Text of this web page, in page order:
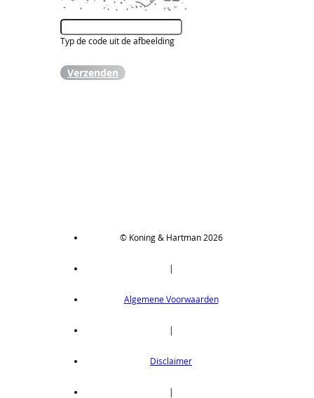
Typ de code uit de afbeelding
Verzenden
© Koning & Hartman 2026
|
Algemene Voorwaarden
|
Disclaimer
|